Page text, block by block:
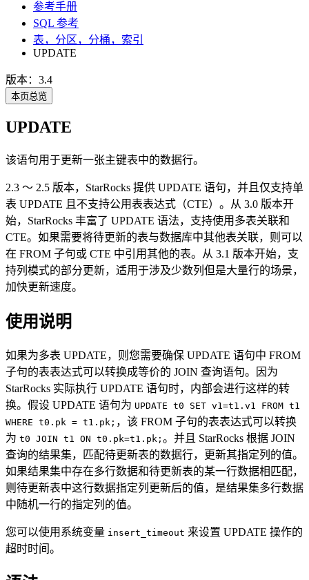
参考手册
SQL 参考
表，分区，分桶，索引
UPDATE
版本：3.4
本页总览
UPDATE
该语句用于更新一张主键表中的数据行。
2.3 ～ 2.5 版本，StarRocks 提供 UPDATE 语句，并且仅支持单
表 UPDATE 且不支持公用表表达式（CTE）。从 3.0 版本开
始，StarRocks 丰富了 UPDATE 语法，支持使用多表关联和
CTE。如果需要将待更新的表与数据库中其他表关联，则可以
在 FROM 子句或 CTE 中引用其他的表。从 3.1 版本开始，支
持列模式的部分更新，适用于涉及少数列但是大量行的场景，
加快更新速度。
使用说明
如果为多表 UPDATE，则您需要确保 UPDATE 语句中 FROM
子句的表表达式可以转换成等价的 JOIN 查询语句。因为
StarRocks 实际执行 UPDATE 语句时，内部会进行这样的转
换。假设 UPDATE 语句为 UPDATE t0 SET v1=t1.v1 FROM t1
WHERE t0.pk = t1.pk; ，该 FROM 子句的表表达式可以转换
为 t0 JOIN t1 ON t0.pk=t1.pk; 。并且 StarRocks 根据 JOIN
查询的结果集，匹配待更新表的数据行，更新其指定列的值。
如果结果集中存在多行数据和待更新表的某一行数据相匹配，
则待更新表中这行数据指定列更新后的值，是结果集多行数据
中随机一行的指定列的值。
您可以使用系统变量 insert_timeout 来设置 UPDATE 操作的
超时时间。